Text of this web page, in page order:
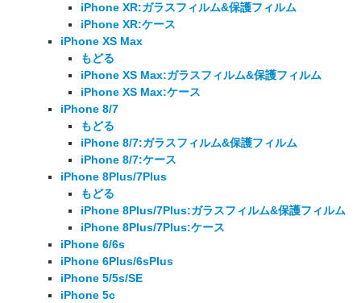
iPhone XR:ガラスフィルム&保護フィルム
iPhone XR:ケース
iPhone XS Max
もどる
iPhone XS Max:ガラスフィルム&保護フィルム
iPhone XS Max:ケース
iPhone 8/7
もどる
iPhone 8/7:ガラスフィルム&保護フィルム
iPhone 8/7:ケース
iPhone 8Plus/7Plus
もどる
iPhone 8Plus/7Plus:ガラスフィルム&保護フィルム
iPhone 8Plus/7Plus:ケース
iPhone 6/6s
iPhone 6Plus/6sPlus
iPhone 5/5s/SE
iPhone 5c